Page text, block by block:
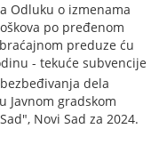
Odluku o izmenama
po pređenom
preduze ću
- tekuće subvencije
dela
Javnom gradskom
Novi Sad za 2024.